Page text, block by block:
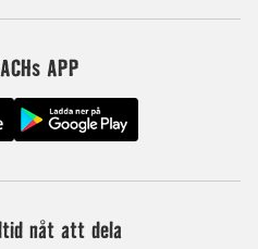
APP
nåt att dela